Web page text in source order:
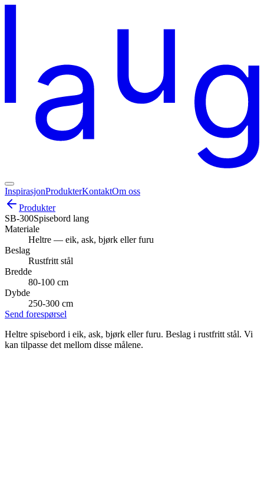
InspirasjonProdukterKontaktOm oss
Produkter
SB-300Spisebord lang
Materiale
Heltre — eik, ask, bjørk eller furu
Beslag
Rustfritt stål
Bredde
80-100 cm
Dybde
250-300 cm
Send forespørsel
Heltre spisebord i eik, ask, bjørk eller furu. Beslag i rustfritt stål. Vi
kan tilpasse det mellom disse målene.